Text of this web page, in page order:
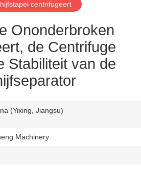
centrifugeert
Ononderbroken
de Centrifuge
Stabiliteit van de
(Yixing, Jiangsu)
Machinery